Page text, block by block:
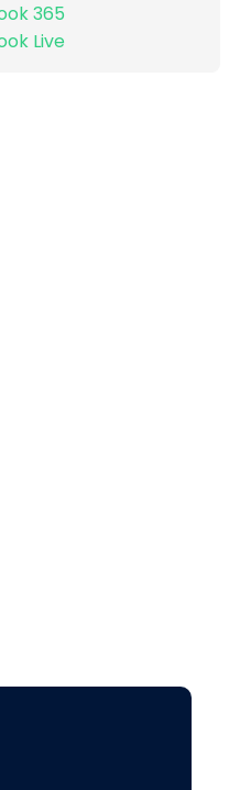
365
Live
de la mémoire, de la